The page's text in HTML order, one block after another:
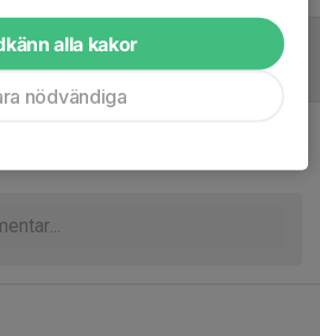
alla kakor
nödvändiga